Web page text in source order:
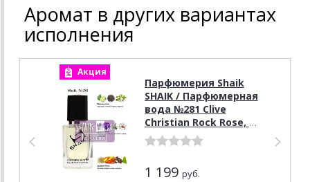
Аромат в других вариантах
исполнения
Акция
Парфюмерия Shaik
SHAIK / Парфюмерная
вода №281 Clive
Christian Rock Rose, 50
мл.
1 199 руб.